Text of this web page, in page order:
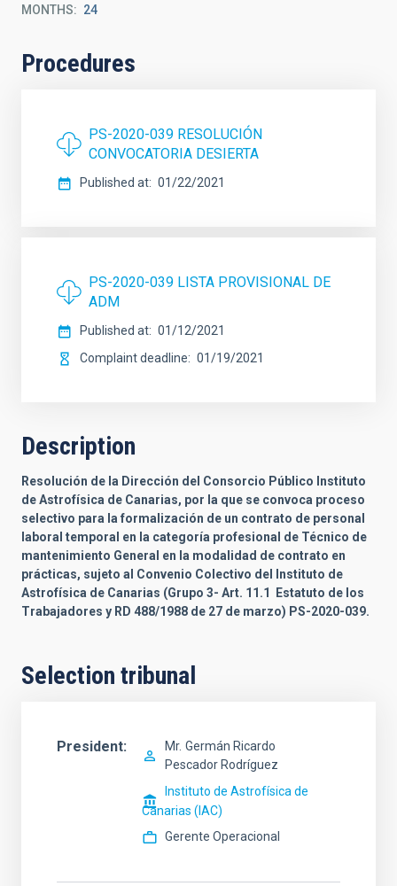
MONTHS 24
Procedures
PS-2020-039 RESOLUCIÓN
CONVOCATORIA DESIERTA
Published at 01/22/2021
PS-2020-039 LISTA PROVISIONAL DE
ADM
Published at
01/12/2021
Complaint deadline
01/19/2021
Description
Resolución de la Dirección del Consorcio Público Instituto
de Astrofísica de Canarias, por la que se convoca proceso
selectivo para la formalización de un contrato de personal
laboral temporal en la categoría profesional de Técnico de
mantenimiento General en la modalidad de contrato en
prácticas, sujeto al Convenio Colectivo del Instituto de
Astrofísica de Canarias (Grupo 3- Art. 11.1 Estatuto de los
Trabajadores y RD 488/1988 de 27 de marzo) PS-2020-039.
Selection tribunal
President Mr. Germán Ricardo
Pescador Rodríguez
Instituto de Astrofísica de
Canarias (IAC)
Gerente Operacional